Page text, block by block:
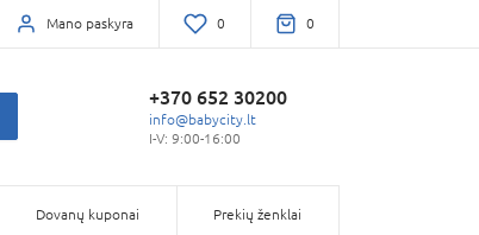
Mano paskyra 0 0
+370 652 30200
info@babycity.lt
I-V: 9:00-16:00
Dovanų kuponai Prekių ženklai